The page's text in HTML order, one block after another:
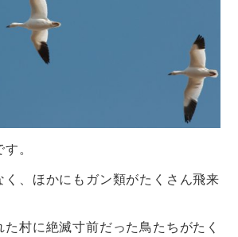
。
く、ほかにもガン類がたくさん飛来
た村に絶滅寸前だった鳥たちがたく